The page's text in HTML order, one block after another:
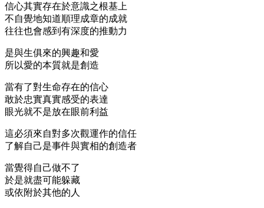
信心其實存在於意識之根基上
不自覺地知道順理成章的成就
往往也會感到有深度的推動力
是與生俱來的興趣和愛
所以愛的本質就是創造
當有了對生命存在的信心
敢於忠實真實感受的表達
眼光就不是放在眼前利益
這必須來自對多次觀運作的信任
了解自己是事件與實相的創造者
當覺得自己做不了
於是就盡可能躲藏
或依附於其他的人